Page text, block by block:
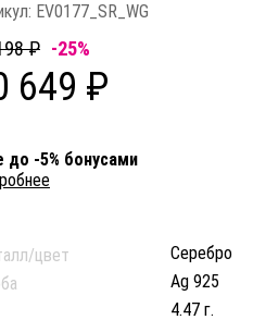
EV0177_SR_WG
₽ -25%
649 ₽
до -5% бонусами
цвет
Серебро
Ag 925
4.47 г.